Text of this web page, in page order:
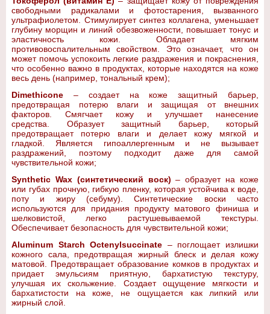
свободными радикалами и фотостарения, вызванного
ультрафиолетом. Стимулирует синтез коллагена, уменьшает
глубину морщин и линий обезвоженности, повышает тонус и
эластичность кожи. Обладает мягким
противовоспалительным свойством. Это означает, что он
может помочь успокоить легкие раздражения и покраснения,
что особенно важно в продуктах, которые находятся на коже
весь день (например, тональный крем);
Dimethicone – создает на коже защитный барьер,
предотвращая потерю влаги и защищая от внешних
факторов. Смягчает кожу и улучшает нанесение
средства. Образует защитный барьер, который
предотвращает потерю влаги и делает кожу мягкой и
гладкой. Является гипоаллергенным и не вызывает
раздражений, поэтому подходит даже для самой
чувствительной кожи;
Synthetic Wax (синтетический воск)– образует на коже
или губах прочную, гибкую пленку, которая устойчива к воде,
поту и жиру (себуму). Синтетические воски часто
используются для придания продукту матового финиша и
шелковистой, легко растушевываемой текстуры.
Обеспечивает безопасность для чувствительной кожи;
Aluminum Starch Octenylsuccinate – поглощает излишки
кожного сала, предотвращая жирный блеск и делая кожу
матовой. Предотвращает образование комков в продуктах и
придает эмульсиям приятную, бархатистую текстуру,
улучшая их скольжение. Создает ощущение мягкости и
бархатистости на коже, не ощущается как липкий или
жирный слой.